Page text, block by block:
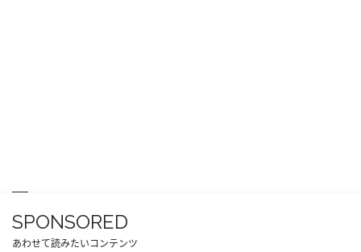
SPONSORED
あわせて読みたいコンテンツ